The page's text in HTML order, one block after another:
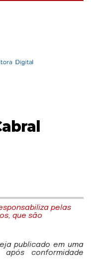
pelas
que são
publicado em uma
conformidade